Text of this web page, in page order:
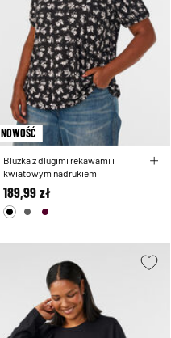
NOWOŚĆ
Bluzka z dlugimi rekawami i
kwiatowym nadrukiem
189,99 zł